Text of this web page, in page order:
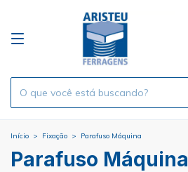
Início > Fixação > Parafuso Máquina
Parafuso Máquina